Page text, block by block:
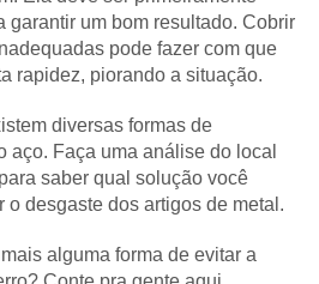
garantir um bom resultado. Cobrir
pode fazer com que
rapidez, piorando a situação.
diversas formas de
aço. Faça uma análise do local
saber qual solução você
o desgaste dos artigos de metal.
alguma forma de evitar a